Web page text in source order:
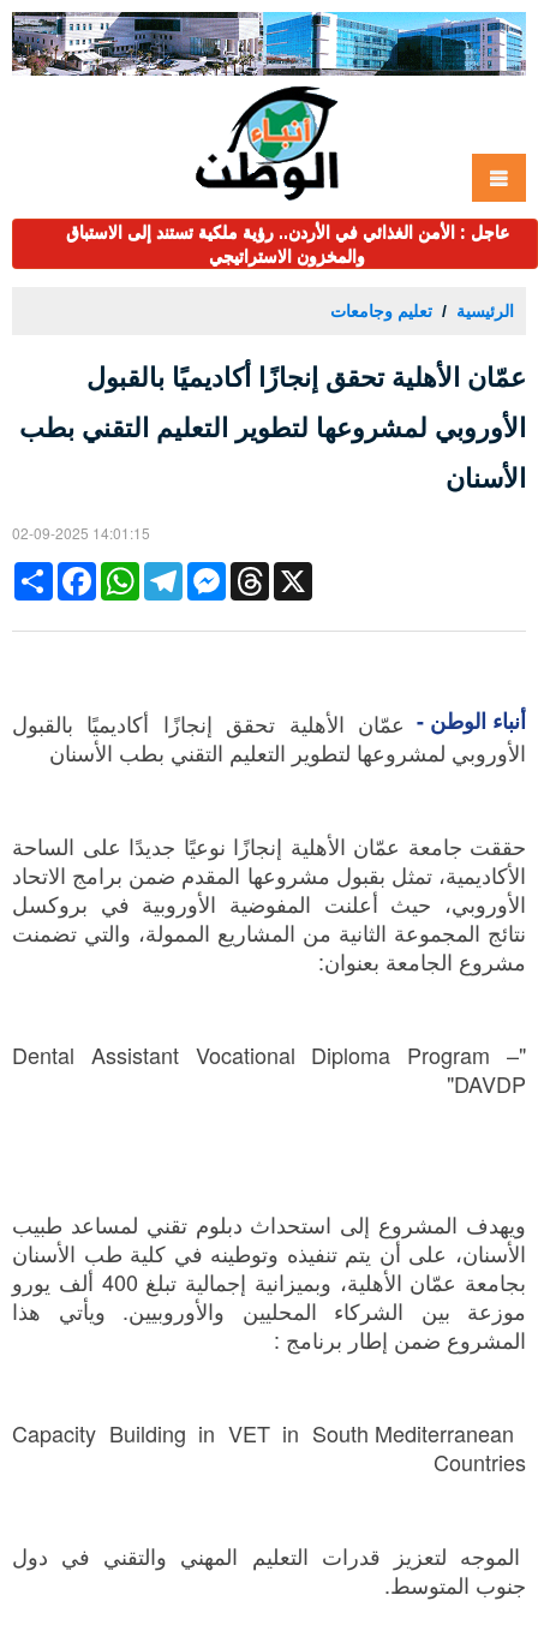
عاجل : الأمن الغذائي في الأردن.. رؤية ملكية تستند إلى الاستباق
والمخزون الاستراتيجي
الرئيسية تعليم وجامعات
عمّان الأهلية تحقق إنجازًا أكاديميًا بالقبول
الأوروبي لمشروعها لتطوير التعليم التقني بطب
الأسنان
02-09-2025 14:01:15
Share
FacebookWhatsAppTelegramMessengerThreads X
أنباء الوطن - عمّان الأهلية تحقق إنجازًا أكاديميًا بالقبول
الأوروبي لمشروعها لتطوير التعليم التقني بطب الأسنان
حققت جامعة عمّان الأهلية إنجازًا نوعيًا جديدًا على الساحة
الأكاديمية، تمثل بقبول مشروعها المقدم ضمن برامج الاتحاد
الأوروبي، حيث أعلنت المفوضية الأوروبية في بروكسل
نتائج المجموعة الثانية من المشاريع الممولة، والتي تضمنت
مشروع الجامعة بعنوان:
"Dental Assistant Vocational Diploma Program –
DAVDP"
ويهدف المشروع إلى استحداث دبلوم تقني لمساعد طبيب
الأسنان، على أن يتم تنفيذه وتوطينه في كلية طب الأسنان
بجامعة عمّان الأهلية، وبميزانية إجمالية تبلغ 400 ألف يورو
موزعة بين الشركاء المحليين والأوروبيين. ويأتي هذا
المشروع ضمن إطار برنامج :
Capacity Building in VET in South Mediterranean
Countries
الموجه لتعزيز قدرات التعليم المهني والتقني في دول
جنوب المتوسط.